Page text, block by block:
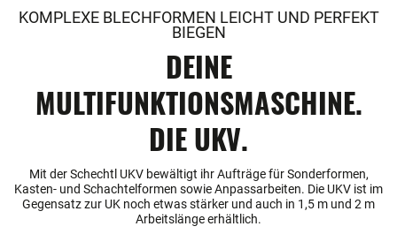
KOMPLEXE BLECHFORMEN LEICHT UND PERFEKT
BIEGEN
DEINE
MULTIFUNKTIONSMASCHINE.
DIE UKV.
Mit der Schechtl UKV bewältigt ihr Aufträge für Sonderformen,
Kasten- und Schachtelformen sowie Anpassarbeiten. Die UKV ist im
Gegensatz zur UK noch etwas stärker und auch in 1,5 m und 2 m
Arbeitslänge erhältlich.